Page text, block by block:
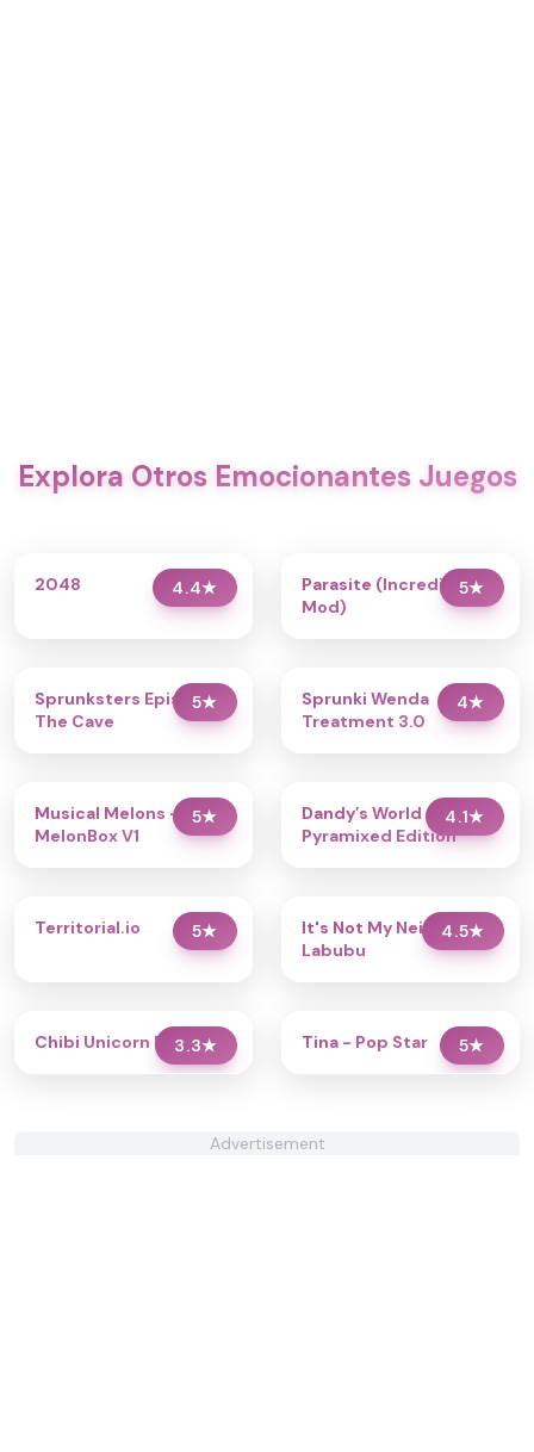
Explora Otros Emocionantes Juegos
4.4★
2048 5★
Parasite (Incredibox
Mod)
5★
Sprunksters Episode 2:
The Cave
4★
Sprunki Wenda
Treatment 3.0
5★
Musical Melons –
MelonBox V1
4.1★
Dandy’s World
Pyramixed Edition
5★
Territorial.io 4.5★
It's Not My Neighbor:
Labubu
3.3★
Chibi Unicorn Dress Up 5★
Tina - Pop Star
Advertisement